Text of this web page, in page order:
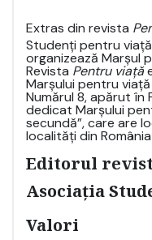
Extras din revista
Studenți pentru
organizează Marșul
Revista Pentru viață
Marșului pentru
Numărul 8, apărut în
dedicat Marșului
secundă”, care are
localități din
Editorul
Asociația
Valori